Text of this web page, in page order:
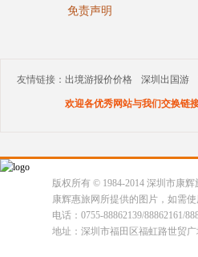
免责声明
友情链接： 出境游报价价格 深圳出国游
欢迎各优秀网站与我们交换链
版权所有 © 1984-2014 深圳市康
康辉惠旅网所提供的图片，如需
电话：0755-88862139/88862161/
地址：深圳市福田区福虹路世贸